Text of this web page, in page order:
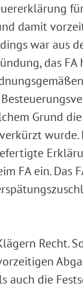
damit
war aus
das FA
Grund
wurde.
FA ein. Das
Recht.
auch die